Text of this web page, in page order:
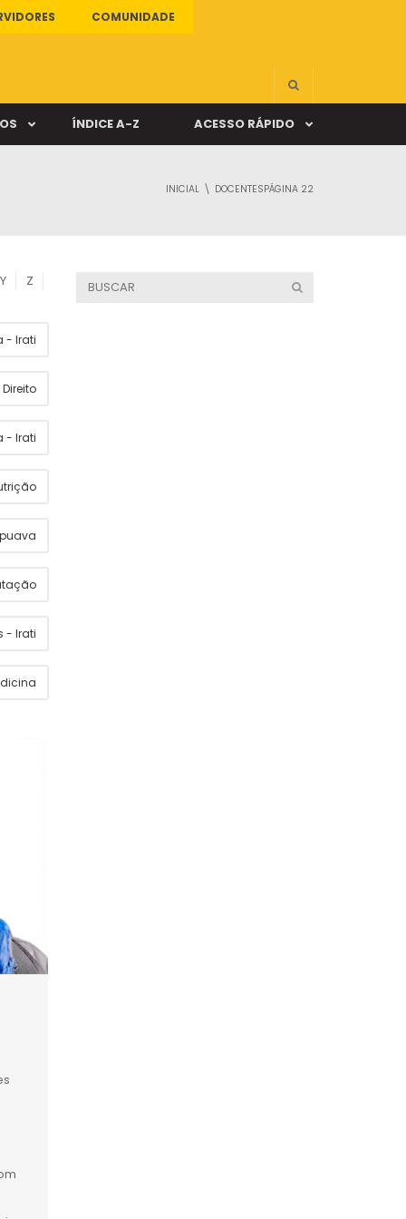
COMUNIDADE
ÍNDICE A-Z ACESSO RÁPIDO
INICIAL DOCENTESPÁGINA 22
Y Z
- Irati
Direito
- Irati
- Irati